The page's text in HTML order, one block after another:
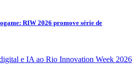
RIW 2026 promove série de